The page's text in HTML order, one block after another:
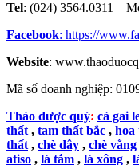
Tel: (024) 3564.0311
Facebook: https://
Website:
Mã số doanh nghiệp:
Thảo dược quý: cà gai
thất , tam thất bắc , hoa
thất , chè dây , chè vằng
atiso , lá tắm , lá xông ,